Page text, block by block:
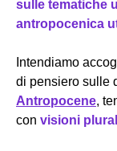
sulle tematiche
antropocenica
Intendiamo
di pensiero sulle
Antropocene,
con visioni